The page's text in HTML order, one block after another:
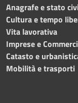
Anagrafe e stato
Cultura e tempo
Vita lavorativa
Imprese e
Catasto e
Mobilità e trasporti